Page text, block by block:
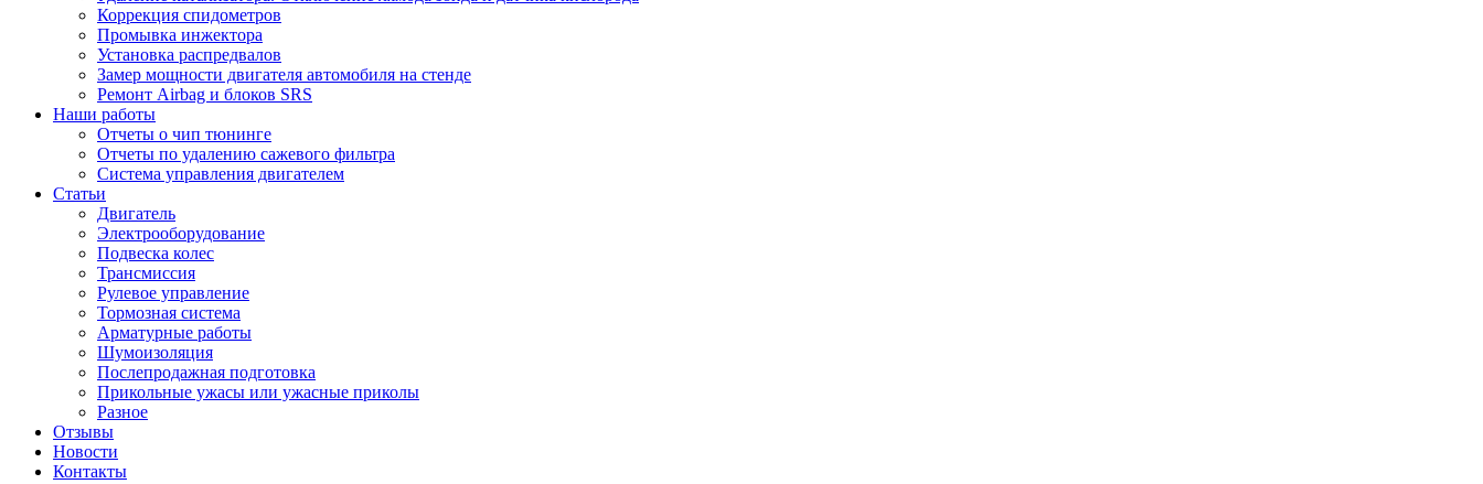
Коррекция спидометров
Промывка инжектора
Установка распредвалов
Замер мощности двигателя автомобиля на стенде
Ремонт Airbag и блоков SRS
Наши работы
Отчеты о чип тюнинге
Отчеты по удалению сажевого фильтра
Система управления двигателем
Статьи
Двигатель
Электрооборудование
Подвеска колес
Трансмиссия
Рулевое управление
Тормозная система
Арматурные работы
Шумоизоляция
Послепродажная подготовка
Прикольные ужасы или ужасные приколы
Разное
Отзывы
Новости
Контакты